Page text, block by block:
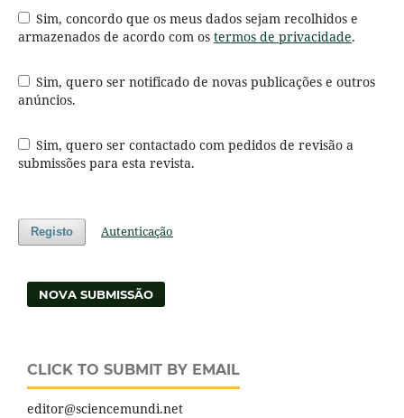
Sim, concordo que os meus dados sejam recolhidos e
armazenados de acordo com os termos de privacidade.
Sim, quero ser notificado de novas publicações e outros
anúncios.
Sim, quero ser contactado com pedidos de revisão a
submissões para esta revista.
Registo Autenticação
NOVA SUBMISSÃO
CLICK TO SUBMIT BY EMAIL
editor@sciencemundi.net